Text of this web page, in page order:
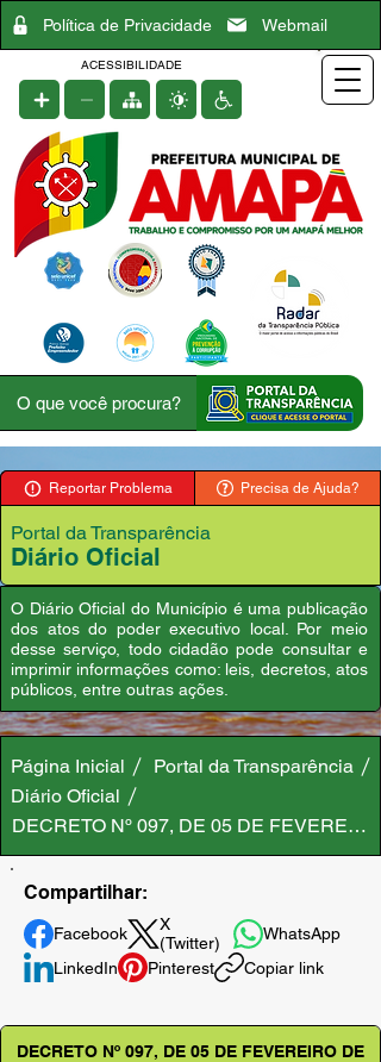
Política de Privacidade Webmail
ACESSIBILIDADE
Reportar Problema Precisa de Ajuda?
Portal da Transparência
Diário Oficial
O Diário Oficial do Município é uma publicação
dos atos do poder executivo local. Por meio
desse serviço, todo cidadão pode consultar e
imprimir informações como: leis, decretos, atos
públicos, entre outras ações.
Página Inicial
Portal da Transparência
Diário Oficial
DECRETO Nº 097, DE 05 DE FEVEREIRO
Compartilhar:
Facebook
X
(Twitter)
WhatsApp
LinkedIn
Pinterest Copiar link
DECRETO Nº 097, DE 05 DE FEVEREIRO DE